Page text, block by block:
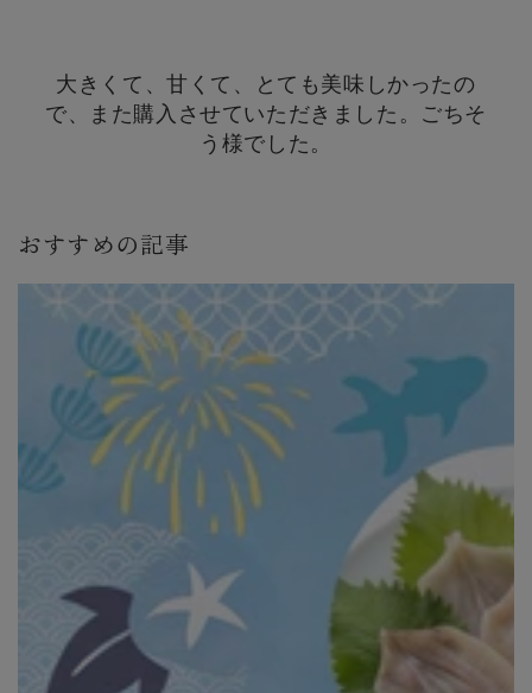
大きくて、甘くて、とても美味しかったの
で、また購入させていただきました。ごちそ
う様でした。
おすすめの記事